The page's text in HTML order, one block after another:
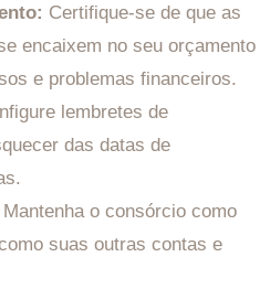
Certifique-se de que as
encaixem no seu orçamento
e problemas financeiros.
lembretes de
das datas de
Mantenha o consórcio como
suas outras contas e